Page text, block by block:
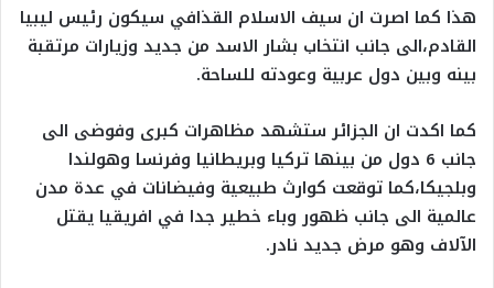
هذا كما اصرت ان سيف الاسلام القذافي سيكون رئيس ليبيا
القادم،الى جانب انتخاب بشار الاسد من جديد وزيارات مرتقبة
بينه وبين دول عربية وعودته للساحة.
كما اكدت ان الجزائر ستشهد مظاهرات كبرى وفوضى الى
جانب 6 دول من بينها تركيا وبريطانيا وفرنسا وهولندا
وبلجيكا،كما توقعت كوارث طبيعية وفيضانات في عدة مدن
عالمية الى جانب ظهور وباء خطير جدا في افريقيا يقتل
الآلاف وهو مرض جديد نادر.